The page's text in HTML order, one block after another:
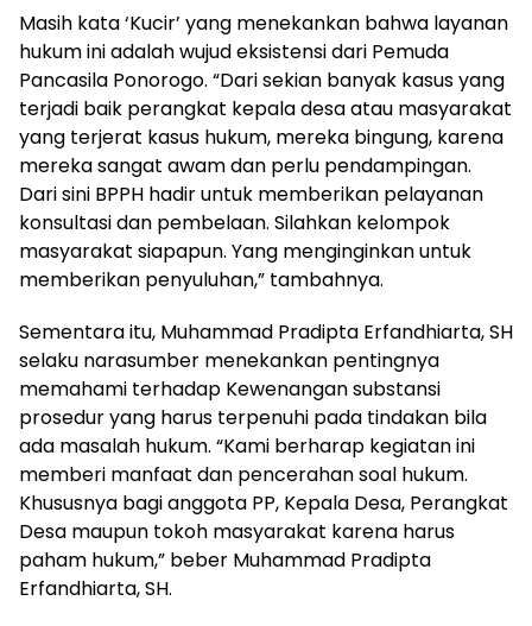
Masih kata ‘Kucir’ yang menekankan bahwa layanan
hukum ini adalah wujud eksistensi dari Pemuda
Pancasila Ponorogo. “Dari sekian banyak kasus yang
terjadi baik perangkat kepala desa atau masyarakat
yang terjerat kasus hukum, mereka bingung, karena
mereka sangat awam dan perlu pendampingan.
Dari sini BPPH hadir untuk memberikan pelayanan
konsultasi dan pembelaan. Silahkan kelompok
masyarakat siapapun. Yang menginginkan untuk
memberikan penyuluhan,” tambahnya.
Sementara itu, Muhammad Pradipta Erfandhiarta, SH
selaku narasumber menekankan pentingnya
memahami terhadap Kewenangan substansi
prosedur yang harus terpenuhi pada tindakan bila
ada masalah hukum. “Kami berharap kegiatan ini
memberi manfaat dan pencerahan soal hukum.
Khususnya bagi anggota PP, Kepala Desa, Perangkat
Desa maupun tokoh masyarakat karena harus
paham hukum,” beber Muhammad Pradipta
Erfandhiarta, SH.